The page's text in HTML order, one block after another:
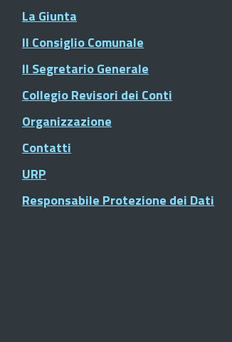
La Giunta
Il Consiglio Comunale
Il Segretario Generale
Collegio Revisori dei Conti
Organizzazione
Contatti
URP
Responsabile Protezione dei Dati